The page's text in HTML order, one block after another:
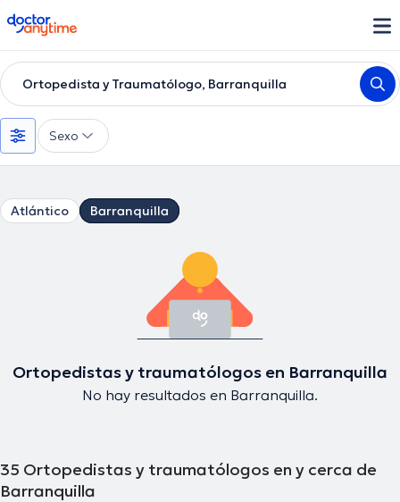
doctoranytime
Ortopedista y Traumatólogo, Barranquilla
Sexo
Atlántico Barranquilla
Ortopedistas y traumatólogos en Barranquilla
No hay resultados en Barranquilla.
35 Ortopedistas y traumatólogos en y cerca de
Barranquilla